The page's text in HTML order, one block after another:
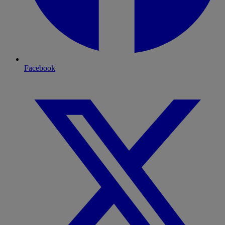
Facebook